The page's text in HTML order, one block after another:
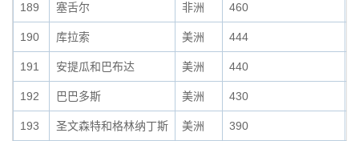
189 塞舌尔 非洲 460
190 库拉索 美洲 444
191 安提瓜和巴布达 美洲 440
192 巴巴多斯 美洲 430
193 圣文森特和格林纳丁斯 美洲 390